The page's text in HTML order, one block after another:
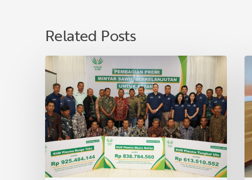
Related Posts
Asian
Agri
Bagikan
Premi
Minyak
Sawit
Lestari
untuk
40
KUD
&
di